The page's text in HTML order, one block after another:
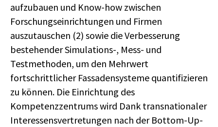
aufzubauen und Know-how zwischen
Forschungseinrichtungen und Firmen
auszutauschen (2) sowie die Verbesserung
bestehender Simulations-, Mess- und
Testmethoden, um den Mehrwert
fortschrittlicher Fassadensysteme quantifizieren
zu können. Die Einrichtung des
Kompetenzzentrums wird Dank transnationaler
Interessensvertretungen nach der Bottom-Up-